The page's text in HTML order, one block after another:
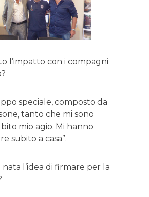
l’impatto con i compagni
speciale, composto da
tanto che mi sono
mio agio. Mi hanno
subito a casa”.
l’idea di firmare per la